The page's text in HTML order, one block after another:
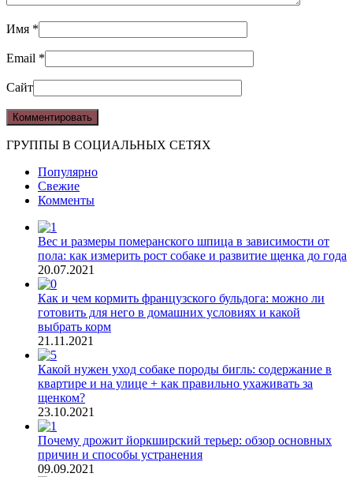
Имя *
Email *
Сайт
ГРУППЫ В СОЦИАЛЬНЫХ СЕТЯХ
Популярно
Свежие
Комменты
Вес и размеры померанского шпица в зависимости от
пола: как измерить рост собаке и развитие щенка до года
20.07.2021
Как и чем кормить французского бульдога: можно ли
готовить для него в домашних условиях и какой
выбрать корм
21.11.2021
Какой нужен уход собаке породы бигль: содержание в
квартире и на улице + как правильно ухаживать за
щенком?
23.10.2021
Почему дрожит йоркширский терьер: обзор основных
причин и способы устранения
09.09.2021